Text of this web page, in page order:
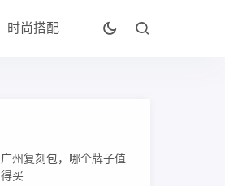
时尚搭配
广州复刻包，哪个牌子值
得买